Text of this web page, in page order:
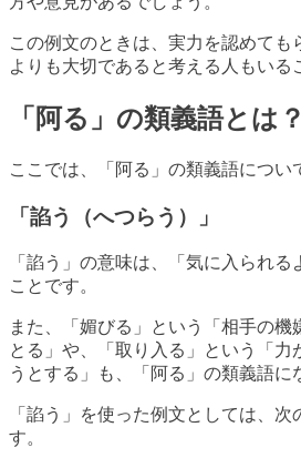
この例文のときは、実力を認めても
よりも大切であると考える人もいる
「阿る」の類義語とは？
ここでは、「阿る」の類義語につい
「諂う（へつらう）」
「諂う」の意味は、「気に入られる
ことです。
また、「媚びる」という「相手の機
とる」や、「取り入る」という「力
うとする」も、「阿る」の類義語に
「諂う」を使った例文としては、次
す。